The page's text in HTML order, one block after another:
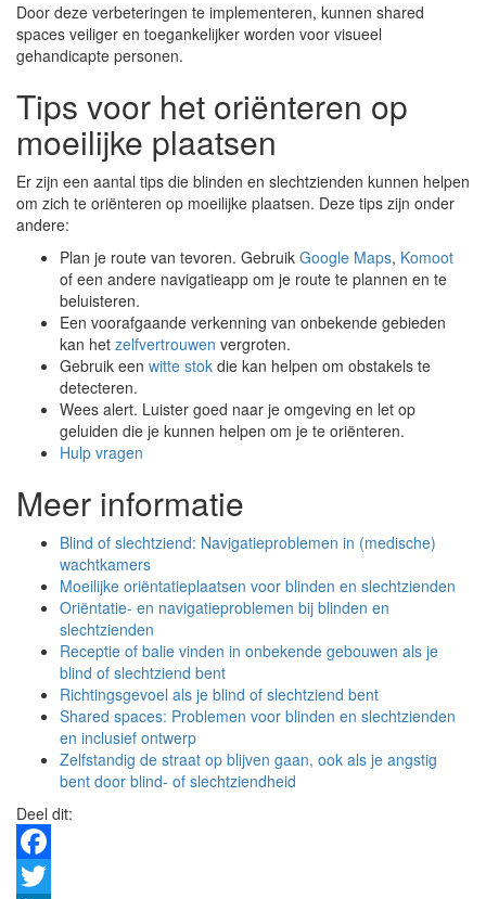
Door deze verbeteringen te implementeren, kunnen shared
spaces veiliger en toegankelijker worden voor visueel
gehandicapte personen.
Tips voor het oriënteren op
moeilijke plaatsen
Er zijn een aantal tips die blinden en slechtzienden kunnen helpen
om zich te oriënteren op moeilijke plaatsen. Deze tips zijn onder
andere:
Plan je route van tevoren. Gebruik Google Maps, Komoot
of een andere navigatieapp om je route te plannen en te
beluisteren.
Een voorafgaande verkenning van onbekende gebieden
kan het zelfvertrouwen vergroten.
Gebruik een witte stok die kan helpen om obstakels te
detecteren.
Wees alert. Luister goed naar je omgeving en let op
geluiden die je kunnen helpen om je te oriënteren.
Hulp vragen
Meer informatie
Blind of slechtziend: Navigatieproblemen in (medische)
wachtkamers
Moeilijke oriëntatieplaatsen voor blinden en slechtzienden
Oriëntatie- en navigatieproblemen bij blinden en
slechtzienden
Receptie of balie vinden in onbekende gebouwen als je
blind of slechtziend bent
Richtingsgevoel als je blind of slechtziend bent
Shared spaces: Problemen voor blinden en slechtzienden
en inclusief ontwerp
Zelfstandig de straat op blijven gaan, ook als je angstig
bent door blind- of slechtziendheid
Deel dit:
Facebook